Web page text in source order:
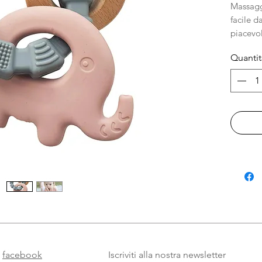
facile
LFGB,
Il
facebook Iscriviti alla nostra newsletter